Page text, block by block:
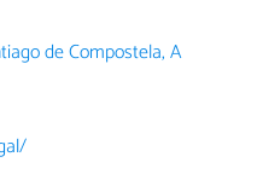
de Compostela, A